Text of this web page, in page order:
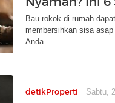
Bau rokok di rumah
membersihkan sisa
Anda.
detikProperti Sabtu,